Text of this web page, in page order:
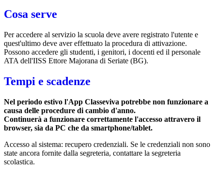
Cosa serve
Per accedere al servizio la scuola deve avere registrato l'utente e
quest'ultimo deve aver effettuato la procedura di attivazione.
Possono accedere gli studenti, i genitori, i docenti ed il personale
ATA dell'IISS Ettore Majorana di Seriate (BG).
Tempi e scadenze
Nel periodo estivo l'App Classeviva potrebbe non funzionare a
causa delle procedure di cambio d'anno.
Continuerà a funzionare correttamente l'accesso attravero il
browser, sia da PC che da smartphone/tablet.
Accesso al sistema: recupero credenziali. Se le credenziali non sono
state ancora fornite dalla segreteria, contattare la segreteria
scolastica.